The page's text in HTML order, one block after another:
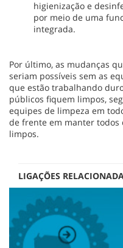
higienização e
por meio de uma
integrada.
Por último, as mudanças
seriam possíveis sem as
que estão trabalhando
públicos fiquem limpos,
equipes de limpeza em
de frente em manter todos
limpos.
LIGAÇÕES